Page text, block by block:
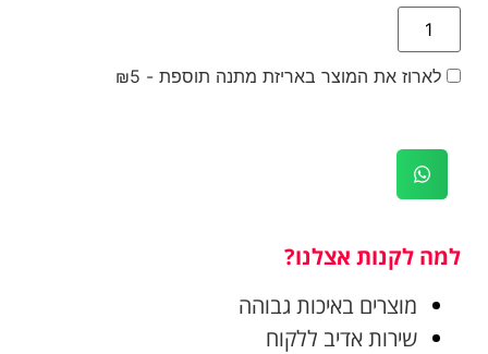
לארוז את המוצר באריזת מתנה תוספת - ₪5
למה לקנות אצלנו?
מוצרים באיכות גבוהה
שירות אדיב ללקוח